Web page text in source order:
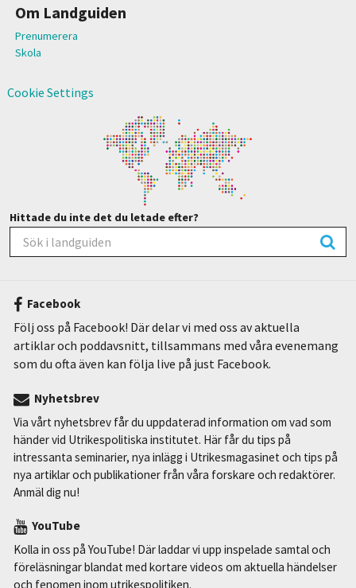
Om Landguiden
Prenumerera
Skola
Cookie Settings
Hittade du inte det du letade efter?
Facebook
Följ oss på Facebook! Där delar vi med oss av aktuella
artiklar och poddavsnitt, tillsammans med våra evenemang
som du ofta även kan följa live på just Facebook.
Nyhetsbrev
Via vårt nyhetsbrev får du uppdaterad information om vad som
händer vid Utrikespolitiska institutet. Här får du tips på
intressanta seminarier, nya inlägg i Utrikesmagasinet och tips på
nya artiklar och publikationer från våra forskare och redaktörer.
Anmäl dig nu!
YouTube
Kolla in oss på YouTube! Där laddar vi upp inspelade samtal och
föreläsningar blandat med kortare videos om aktuella händelser
och fenomen inom utrikespolitiken.